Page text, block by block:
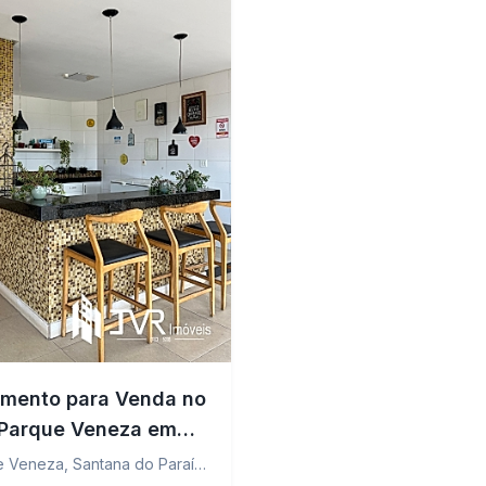
para Venda no
Veneza em
do Paraíso - MG
Veneza Santana do Paraíso